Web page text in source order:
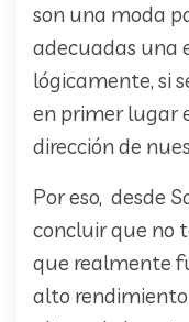
son una moda
adecuadas una
lógicamente, si
en primer lugar
dirección de
Por eso, desde
concluir que no
que realmente
alto